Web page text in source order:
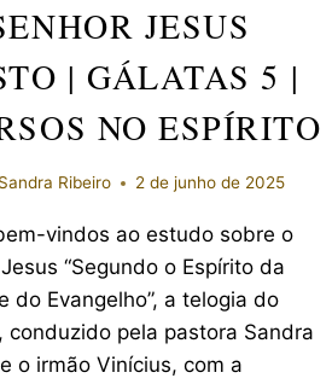
JESUS
| GÁLATAS 5 |
NO ESPÍRITO
Sandra Ribeiro 2 de junho de 2025
vindos ao estudo sobre o
“Segundo o Espírito da
do Evangelho”, a telogia do
conduzido pela pastora Sandra
o irmão Vinícius, com a